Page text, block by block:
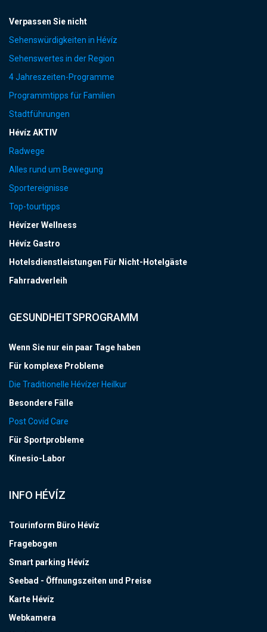
Verpassen Sie nicht
Sehenswürdigkeiten in Hévíz
Sehenswertes in der Region
4 Jahreszeiten-Programme
Programmtipps für Familien
Stadtführungen
Hévíz AKTIV
Radwege
Alles rund um Bewegung
Sportereignisse
Top-tourtipps
Hévízer Wellness
Hévíz Gastro
Hotelsdienstleistungen Für Nicht-Hotelgäste
Fahrradverleih
GESUNDHEITSPROGRAMM
Wenn Sie nur ein paar Tage haben
Für komplexe Probleme
Die Traditionelle Hévízer Heilkur
Besondere Fälle
Post Covid Care
Für Sportprobleme
Kinesio-Labor
INFO HÉVÍZ
Tourinform Büro Hévíz
Fragebogen
Smart parking Hévíz
Seebad - Öffnungszeiten und Preise
Karte Hévíz
Webkamera